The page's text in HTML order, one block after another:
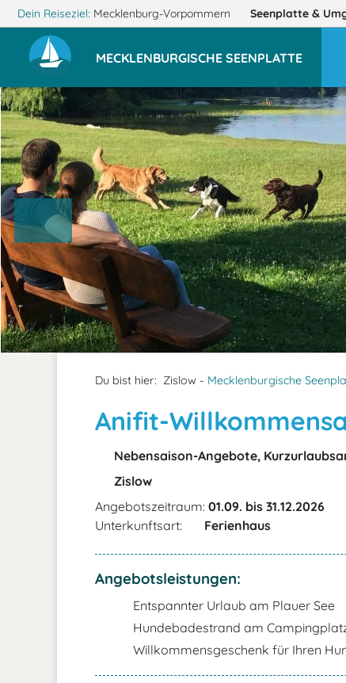
Dein Reiseziel: Mecklenburg-Vorpommern Seenplatte &
MECKLENBURGISCHE SEENPLATTE
Du bist hier: Zislow - Mecklenburgische
Anifit-
Nebensaison-Angebote,
Zislow
Angebotszeitraum: 01.09. bis 31.12.2026
Unterkunftsart:
Ferienhaus
Angebotsleistungen:
Entspannter Urlaub am Plauer See
Hundebadestrand am
Willkommensgeschenk für Ihren